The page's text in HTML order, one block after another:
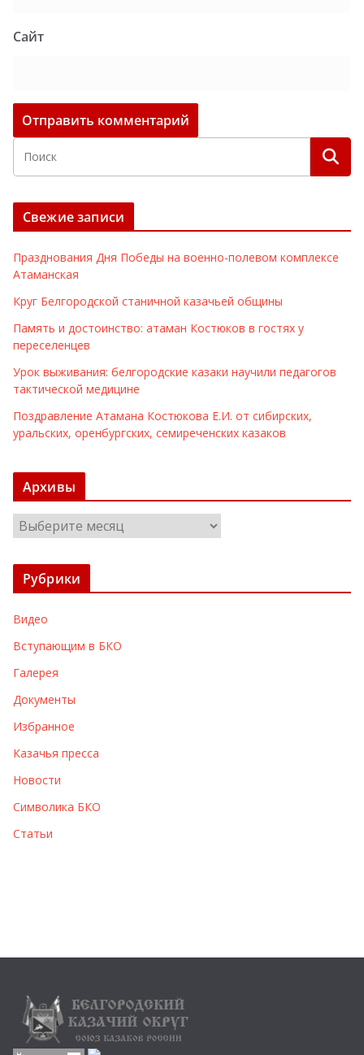
Сайт
Свежие записи
Празднования Дня Победы на военно-полевом комплексе
Атаманская
Круг Белгородской станичной казачьей общины
Память и достоинство: атаман Костюков в гостях у
переселенцев
Урок выживания: белгородские казаки научили педагогов
тактической медицине
Поздравление Атамана Костюкова Е.И. от сибирских,
уральских, оренбургских, семиреченских казаков
Архивы
р
х
ы
Рубрики
Видео
Вступающим в БКО
Галерея
Документы
Избранное
Казачья пресса
Новости
Символика БКО
Статьи